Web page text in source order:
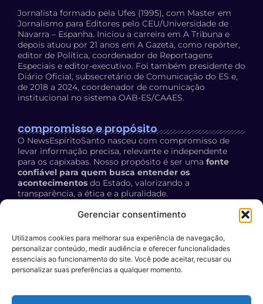
Gerenciar consentimento
Utilizamos cookies para melhorar sua experiência de navegação,
personalizar conteúdo, medir audiência e oferecer funcionalidades
essenciais ao funcionamento do site. Você pode aceitar, recusar ou
personalizar suas preferências a qualquer momento.
Jornalista formado pela Ufes (1995), com Master em
Jornalismo para Editores pelo CEU/Universidade de
Navarra – Espanha. Iniciou a carreira em A Tribuna e
depois atuou por 21 anos em A Gazeta, como repórter,
editor de Política, coordenador de Reportagens
Especiais e editor-executivo. Foi também presidente do
Diário Oficial, subsecretário de Comunicação do ES e,
de 2018 a 2024, coordenador de comunicação
institucional no sistema OAB-ES/CAAES.
compromisso e propósito
O NewsEspíritoSanto nasceu com compromisso de
levar informação precisa, relevante e independente
para os capixabas. Nosso propósito é ser uma fonte
confiável para quem busca entender os
acontecimentos do Estado, valorizando a
transparência, a ética e a pluralidade.
Política de Privacidade: acesse aqui
contato
E-mail:
contato@newsespiritosanto.com.br
WhatsApp: